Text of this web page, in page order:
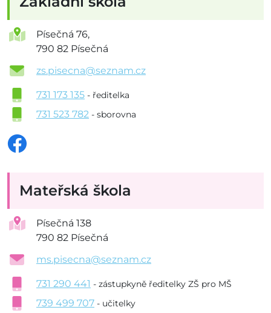
Písečná 76,
790 82 Písečná
zs.pisecna@seznam.cz
731 173 135 - ředitelka
731 523 782 - sborovna
Mateřská škola
Písečná 138
790 82 Písečná
ms.pisecna@seznam.cz
731 290 441 - zástupkyně ředitelky ZŠ pro MŠ
739 499 707 - učitelky